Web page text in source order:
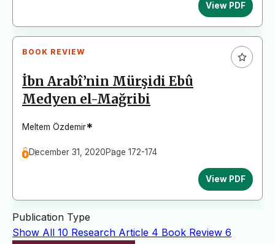
View PDF
BOOK REVIEW
İbn Arabî’nin Mürşidi Ebû
Medyen el-Mağribi
Meltem Özdemir*
December 31, 2020Page 172-174
View PDF
Publication Type
Show All 10 Research Article 4 Book Review 6